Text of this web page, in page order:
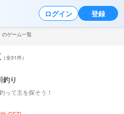
ログイン 登録
のゲーム一覧
（全31件）
釣り
って主を探そう！